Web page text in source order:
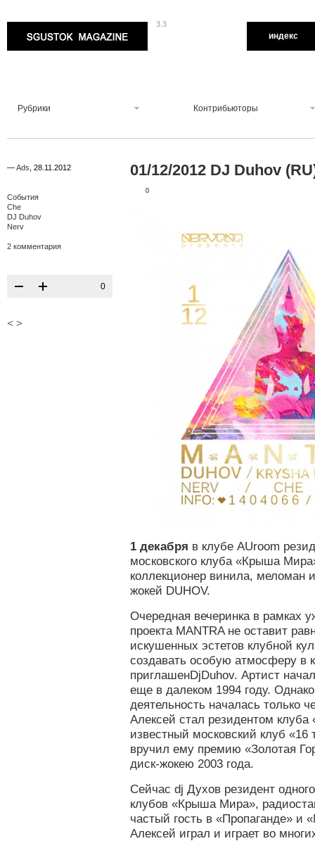
3.3
индекс
Рубрики Контрибьюторы
—Ads 28.11.2012
События
Che
DJ Duhov
Nerv
2 комментария
0
< >
01/12/2012 DJ Duhov
0
1 декабря в клубе AUroom
московского клуба «Крыша
коллекционер винила, меломан
жокей DUHOV.
Очередная вечеринка в рамках
проекта MANTRA не оставит
искушенных эстетов клубной
создавать особую атмосферу в
приглашенDjDuhov. Артист
еще в далеком 1994 году.
деятельность началась только
Алексей стал резидентом
известный московский клуб «16
вручил ему премию «Золотая
диск-жокею 2003 года.
Сейчас dj Духов резидент
клубов «Крыша Мира»,
частый гость в «Пропаганде» и
Алексей играл и играет во